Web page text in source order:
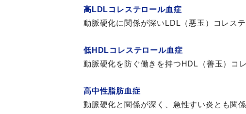
高LDLコレステロール血症
動脈硬化に関係が深いLDL（悪玉）コレス
低HDLコレステロール血症
動脈硬化を防ぐ働きを持つHDL（善玉）コ
高中性脂肪血症
動脈硬化と関係が深く、急性すい炎とも関